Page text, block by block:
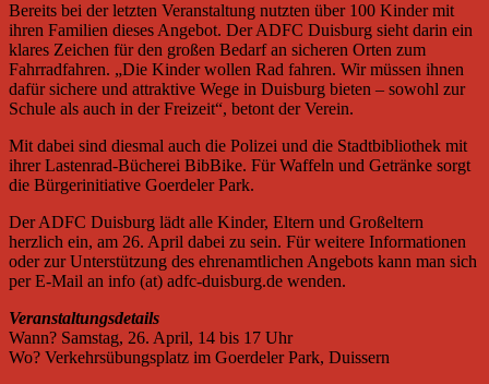
Bereits bei der letzten Veranstaltung nutzten über 100 Kinder mit
ihren Familien dieses Angebot. Der ADFC Duisburg sieht darin ein
klares Zeichen für den großen Bedarf an sicheren Orten zum
Fahrradfahren. „Die Kinder wollen Rad fahren. Wir müssen ihnen
dafür sichere und attraktive Wege in Duisburg bieten – sowohl zur
Schule als auch in der Freizeit“, betont der Verein.
Mit dabei sind diesmal auch die Polizei und die Stadtbibliothek mit
ihrer Lastenrad-Bücherei BibBike. Für Waffeln und Getränke sorgt
die Bürgerinitiative Goerdeler Park.
Der ADFC Duisburg lädt alle Kinder, Eltern und Großeltern
herzlich ein, am 26. April dabei zu sein. Für weitere Informationen
oder zur Unterstützung des ehrenamtlichen Angebots kann man sich
per E-Mail an info (at) adfc-duisburg.de wenden.
Veranstaltungsdetails
Wann? Samstag, 26. April, 14 bis 17 Uhr
Wo? Verkehrsübungsplatz im Goerdeler Park, Duissern